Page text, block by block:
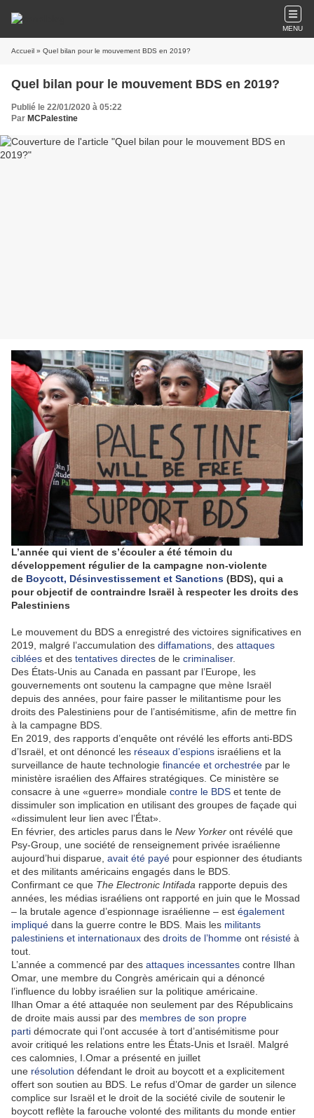
MENU
Accueil » Quel bilan pour le mouvement BDS en 2019?
Quel bilan pour le mouvement BDS en 2019?
Publié le 22/01/2020 à 05:22
Par MCPalestine
L’année qui vient de s’écouler a été témoin du
développement régulier de la campagne non-violente
de Boycott, Désinvestissement et Sanctions (BDS), qui a
pour objectif de contraindre Israël à respecter les droits des
Palestiniens
Le mouvement du BDS a enregistré des victoires significatives en
2019, malgré l’accumulation des diffamations, des attaques
ciblées et des tentatives directes de le criminaliser.
Des États-Unis au Canada en passant par l’Europe, les
gouvernements ont soutenu la campagne que mène Israël
depuis des années, pour faire passer le militantisme pour les
droits des Palestiniens pour de l’antisémitisme, afin de mettre fin
à la campagne BDS.
En 2019, des rapports d’enquête ont révélé les efforts anti-BDS
d’Israël, et ont dénoncé les réseaux d’espions israéliens et la
surveillance de haute technologie financée et orchestrée par le
ministère israélien des Affaires stratégiques. Ce ministère se
consacre à une «guerre» mondiale contre le BDS et tente de
dissimuler son implication en utilisant des groupes de façade qui
«dissimulent leur lien avec l’État».
En février, des articles parus dans le New Yorker ont révélé que
Psy-Group, une société de renseignement privée israélienne
aujourd’hui disparue, avait été payé pour espionner des étudiants
et des militants américains engagés dans le BDS.
Confirmant ce que The Electronic Intifada rapporte depuis des
années, les médias israéliens ont rapporté en juin que le Mossad
– la brutale agence d’espionnage israélienne – est également
impliqué dans la guerre contre le BDS. Mais les militants
palestiniens et internationaux des droits de l’homme ont résisté à
tout.
L’année a commencé par des attaques incessantes contre Ilhan
Omar, une membre du Congrès américain qui a dénoncé
l’influence du lobby israélien sur la politique américaine.
Ilhan Omar a été attaquée non seulement par des Républicains
de droite mais aussi par des membres de son propre
parti démocrate qui l’ont accusée à tort d’antisémitisme pour
avoir critiqué les relations entre les États-Unis et Israël. Malgré
ces calomnies, I.Omar a présenté en juillet
une résolution défendant le droit au boycott et a explicitement
offert son soutien au BDS. Le refus d’Omar de garder un silence
complice sur Israël et le droit de la société civile de soutenir le
boycott reflète la farouche volonté des militants du monde entier